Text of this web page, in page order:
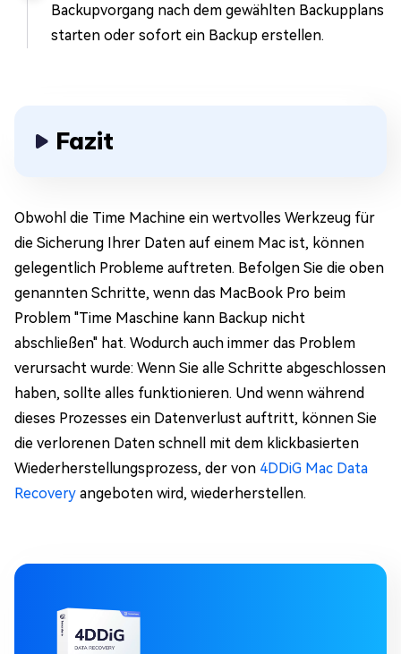
Backupvorgang nach dem gewählten Backupplans
starten oder sofort ein Backup erstellen.
Fazit
Obwohl die Time Machine ein wertvolles Werkzeug für
die Sicherung Ihrer Daten auf einem Mac ist, können
gelegentlich Probleme auftreten. Befolgen Sie die oben
genannten Schritte, wenn das MacBook Pro beim
Problem "Time Maschine kann Backup nicht
abschließen" hat. Wodurch auch immer das Problem
verursacht wurde: Wenn Sie alle Schritte abgeschlossen
haben, sollte alles funktionieren. Und wenn während
dieses Prozesses ein Datenverlust auftritt, können Sie
die verlorenen Daten schnell mit dem klickbasierten
Wiederherstellungsprozess, der von 4DDiG Mac Data
Recovery angeboten wird, wiederherstellen.